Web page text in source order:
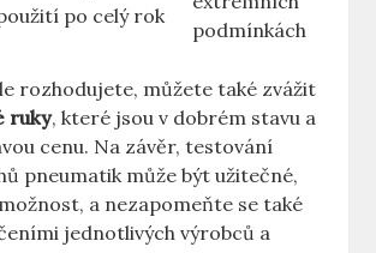
po celý rok
podmínkách
rozhodujete, můžete také zvážit
ruky, které jsou v dobrém stavu a
cenu. Na závěr, testování
pneumatik může být užitečné,
a nezapomeňte se také
jednotlivých výrobců a